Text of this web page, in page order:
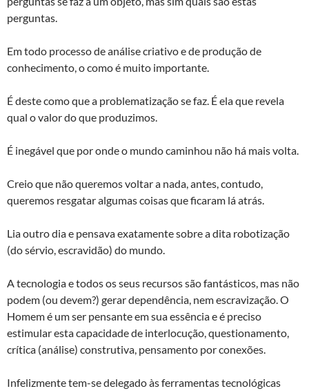
perguntas.
Em todo processo de análise criativo e de produção de
conhecimento, o como é muito importante.
É deste como que a problematização se faz. É ela que revela
qual o valor do que produzimos.
É inegável que por onde o mundo caminhou não há mais volta.
Creio que não queremos voltar a nada, antes, contudo,
queremos resgatar algumas coisas que ficaram lá atrás.
Lia outro dia e pensava exatamente sobre a dita robotização
(do sérvio, escravidão) do mundo.
A tecnologia e todos os seus recursos são fantásticos, mas não
podem (ou devem?) gerar dependência, nem escravização. O
Homem é um ser pensante em sua essência e é preciso
estimular esta capacidade de interlocução, questionamento,
crítica (análise) construtiva, pensamento por conexões.
Infelizmente tem-se delegado às ferramentas tecnológicas